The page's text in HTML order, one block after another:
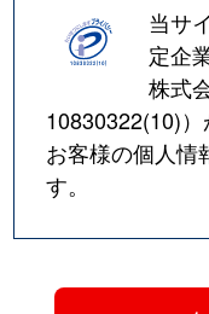
当サ
定企
株式
10830322(10)
お客様の個人情
す。